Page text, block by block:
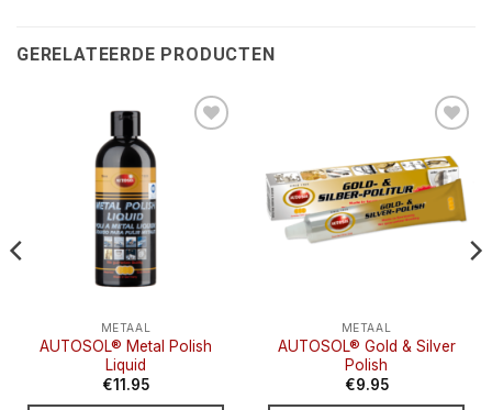
GERELATEERDE PRODUCTEN
METAAL
AUTOSOL® Metal Polish
Liquid
€11.95
aan
wenslijst
METAAL
AUTOSOL® Gold & Silver
Polish
€9.95